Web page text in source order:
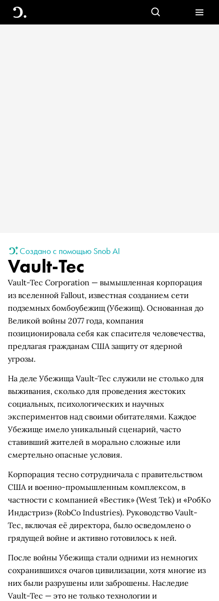
Создано с помощью Snob AI
Vault-Tec
Vault-Tec Corporation — вымышленная корпорация
из вселенной Fallout, известная созданием сети
подземных бомбоубежищ (Убежищ). Основанная до
Великой войны 2077 года, компания
позиционировала себя как спасителя человечества,
предлагая гражданам США защиту от ядерной
угрозы.
На деле Убежища Vault-Tec служили не столько для
выживания, сколько для проведения жестоких
социальных, психологических и научных
экспериментов над своими обитателями. Каждое
Убежище имело уникальный сценарий, часто
ставивший жителей в морально сложные или
смертельно опасные условия.
Корпорация тесно сотрудничала с правительством
США и военно-промышленным комплексом, в
частности с компанией «Вестик» (West Tek) и «РобКо
Индастриз» (RobCo Industries). Руководство Vault-
Tec, включая её директора, было осведомлено о
грядущей войне и активно готовилось к ней.
После войны Убежища стали одними из немногих
сохранившихся очагов цивилизации, хотя многие из
них были разрушены или заброшены. Наследие
Vault-Tec — это не только технологии и